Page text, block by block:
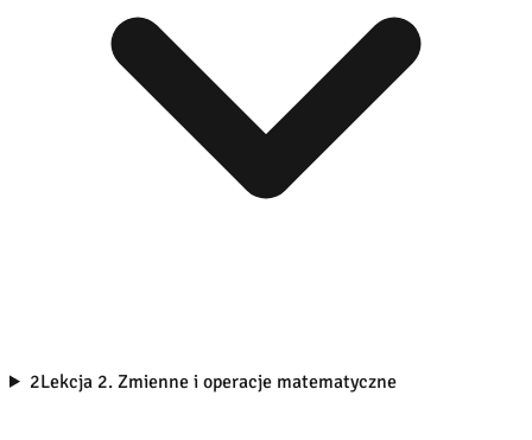
2Lekcja 2. Zmienne i operacje matematyczne